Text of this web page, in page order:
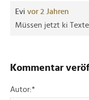
Evi vor 2 Jahren
Müssen jetzt ki
Kommentar
Autor:*